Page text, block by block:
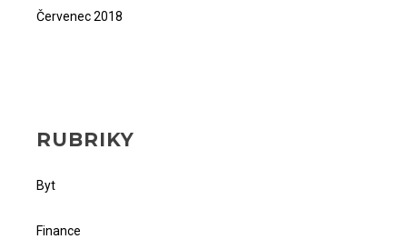
Červenec 2018
RUBRIKY
Byt
Finance